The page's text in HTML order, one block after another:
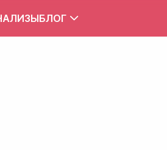
БЛОГ